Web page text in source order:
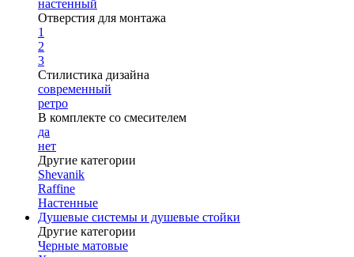
настенный
Отверстия для монтажа
1
2
3
Стилистика дизайна
современный
ретро
В комплекте со смесителем
да
нет
Другие категории
Shevanik
Raffine
Настенные
Душевые системы и душевые стойки
Другие категории
Черные матовые